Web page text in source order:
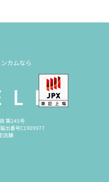
カムなら
第245号
出番号C1909977
店舗